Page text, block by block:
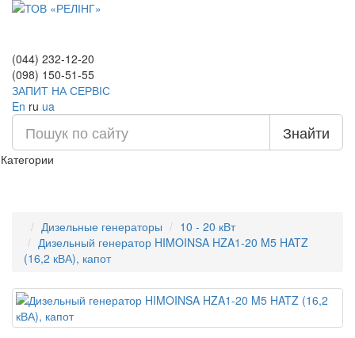
(044) 232-12-20
(098) 150-51-55
ЗАПИТ НА СЕРВІС
En ru ua
Знайти
Категории
Дизельные генераторы
10 - 20 кВт
Дизельный генератор HIMOINSA HZA1-20 M5 HATZ
(16,2 кВА), капот